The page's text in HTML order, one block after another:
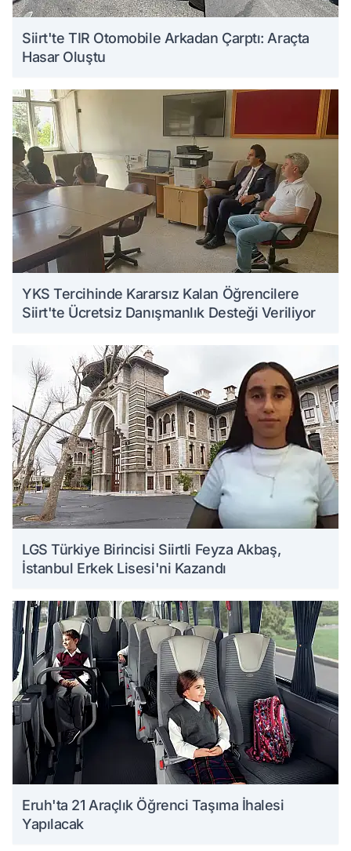
Siirt'te TIR Otomobile Arkadan Çarptı: Araçta
Hasar Oluştu
YKS Tercihinde Kararsız Kalan Öğrencilere
Siirt'te Ücretsiz Danışmanlık Desteği Veriliyor
LGS Türkiye Birincisi Siirtli Feyza Akbaş,
İstanbul Erkek Lisesi'ni Kazandı
Eruh'ta 21 Araçlık Öğrenci Taşıma İhalesi
Yapılacak